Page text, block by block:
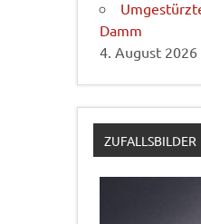
Damm
4. August 2026
ZUFALLSBILDER